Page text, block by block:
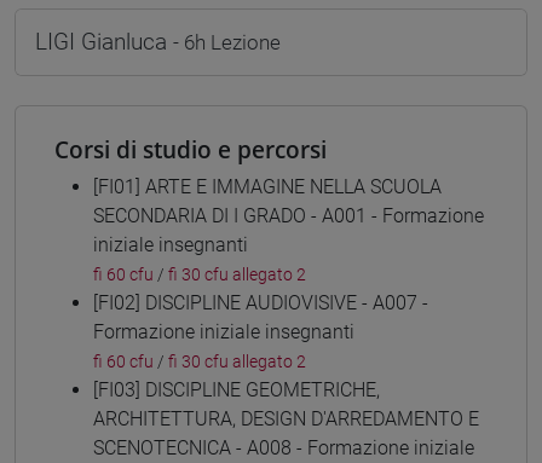
LIGI Gianluca - 6h Lezione
Corsi di studio e percorsi
[FI01] ARTE E IMMAGINE NELLA SCUOLA
SECONDARIA DI I GRADO - A001 - Formazione
iniziale insegnanti
fi 60 cfu / fi 30 cfu allegato 2
[FI02] DISCIPLINE AUDIOVISIVE - A007 -
Formazione iniziale insegnanti
fi 60 cfu / fi 30 cfu allegato 2
[FI03] DISCIPLINE GEOMETRICHE,
ARCHITETTURA, DESIGN D'ARREDAMENTO E
SCENOTECNICA - A008 - Formazione iniziale